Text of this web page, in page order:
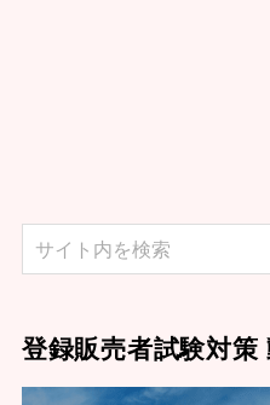
登録販売者試験対策